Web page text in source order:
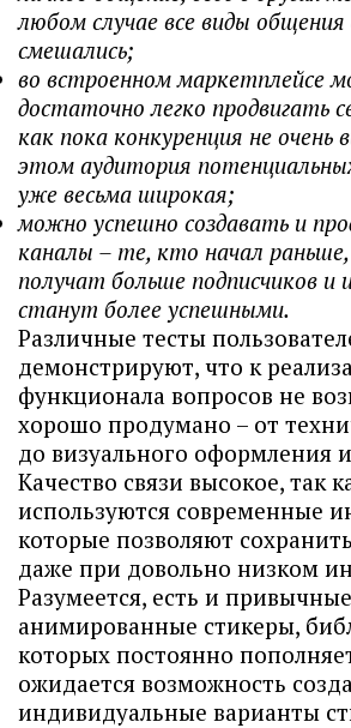
любом случае все виды общения
смешались;
во встроенном маркетплейсе
достаточно легко продвигать
как пока конкуренция не очень
этом аудитория
уже весьма широкая;
можно успешно создавать и
каналы – те, кто начал
получат больше подписчиков и
станут более успешными.
Различные тесты
демонстрируют, что к
функционала вопросов не
хорошо продумано – от
до визуального оформления
Качество связи высокое, так
используются современные
которые позволяют
даже при довольно низком
Разумеется, есть и
анимированные стикеры,
которых постоянно
ожидается возможность
индивидуальные варианты